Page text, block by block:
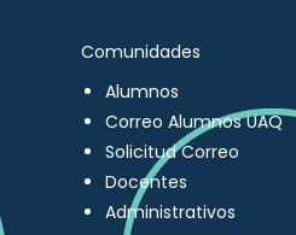
Comunidades
Alumnos
Correo Alumnos UAQ
Solicitud Correo
Docentes
Administrativos